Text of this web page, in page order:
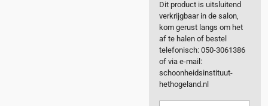
Dit product is uitsluitend
verkrijgbaar in de salon,
kom gerust langs om het
af te halen of bestel
telefonisch: 050-3061386
of via e-mail:
schoonheidsinstituut-
hethogeland.nl